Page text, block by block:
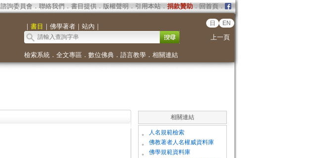
諮詢委員會． 聯絡我們 ． 書目提供． 版權聲明 ． 引用本站． 捐款贊助．回首頁．
｜ 書目 ｜ 佛學著者｜ 站內 ｜ 日 EN
上一頁
檢索系統． 全文專區 ． 數位佛典． 語言教學． 相關連結
相關連結
。 人名規範檢索
。 佛教著者人名權威資料庫
。 佛學規範資料庫